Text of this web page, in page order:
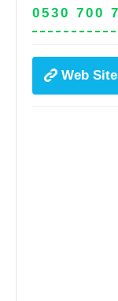
0530 700
Web